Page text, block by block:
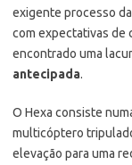
exigente processo
com expectativas de
encontrado uma
antecipada.
O Hexa consiste
multicóptero
elevação para uma